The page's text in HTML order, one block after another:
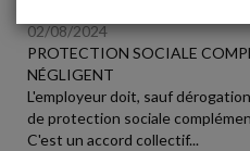
02/08/2024
PROTECTION SOCIALE
NÉGLIGENT
L'employeur doit, sauf
de protection sociale
C'est un accord collectif...